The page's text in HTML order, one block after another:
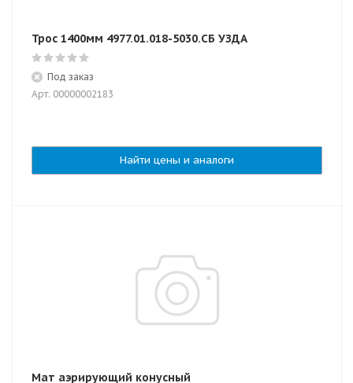
Трос 1400мм 4977.01.018-5030.СБ УЗДА
Под заказ
Арт: 00000002183
Найти цены и аналоги
Мат аэрирующий конусный